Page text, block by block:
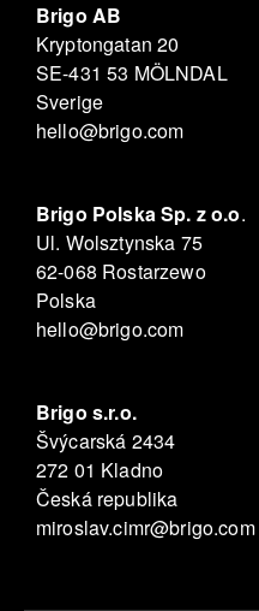
Brigo AB
Kryptongatan 20
SE-431 53 MÖLNDAL
Sverige
hello@brigo.com
Brigo Polska Sp. z o.o.
Ul. Wolsztynska 75
62-068 Rostarzewo
Polska
hello@brigo.com
Brigo s.r.o.
Švýcarská 2434
272 01 Kladno
Česká republika
miroslav.cimr@brigo.com